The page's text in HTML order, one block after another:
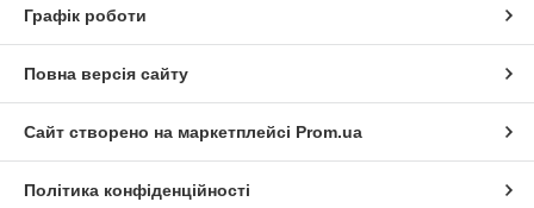
Графік роботи
Повна версія сайту
Сайт створено на маркетплейсі Prom.ua
Політика конфіденційності